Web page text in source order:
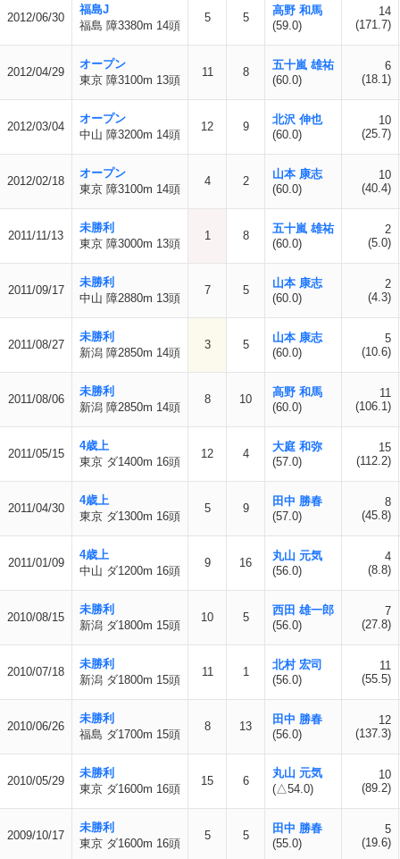
2012/06/30
福島J
福島 障3380m 14頭
5 5
高野 和馬
(59.0)
14
(171.7)
2012/04/29
オープン
東京 障3100m 13頭
11 8
五十嵐 雄祐
(60.0)
6
(18.1)
2012/03/04
オープン
中山 障3200m 14頭
12 9
北沢 伸也
(60.0)
10
(25.7)
2012/02/18
オープン
東京 障3100m 14頭
4 2
山本 康志
(60.0)
10
(40.4)
2011/11/13
未勝利
東京 障3000m 13頭
1 8
五十嵐 雄祐
(60.0)
2
(5.0)
2011/09/17
未勝利
中山 障2880m 13頭
7 5
山本 康志
(60.0)
2
(4.3)
2011/08/27
未勝利
新潟 障2850m 14頭
3 5
山本 康志
(60.0)
5
(10.6)
2011/08/06
未勝利
新潟 障2850m 14頭
8 10
高野 和馬
(60.0)
11
(106.1)
2011/05/15
4歳上
東京 ダ1400m 16頭
12 4
大庭 和弥
(57.0)
15
(112.2)
2011/04/30
4歳上
東京 ダ1300m 16頭
5 9
田中 勝春
(57.0)
8
(45.8)
2011/01/09
4歳上
中山 ダ1200m 16頭
9 16
丸山 元気
(56.0)
4
(8.8)
2010/08/15
未勝利
新潟 ダ1800m 15頭
10 5
西田 雄一郎
(56.0)
7
(27.8)
2010/07/18
未勝利
新潟 ダ1800m 15頭
11 1
北村 宏司
(56.0)
11
(55.5)
2010/06/26
未勝利
福島 ダ1700m 15頭
8 13
田中 勝春
(56.0)
12
(137.3)
2010/05/29
未勝利
東京 ダ1600m 16頭
15 6
丸山 元気
(△54.0)
10
(89.2)
2009/10/17
未勝利
東京 ダ1600m 16頭
5 5
田中 勝春
(55.0)
5
(19.6)